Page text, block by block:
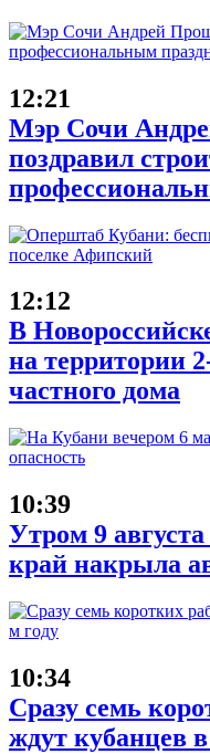
12:21
Мэр Сочи
поздравил
12:12
В
на территории
частного дома
10:39
Утром 9
край накрыла
10:34
Сразу семь
ждут кубанцев